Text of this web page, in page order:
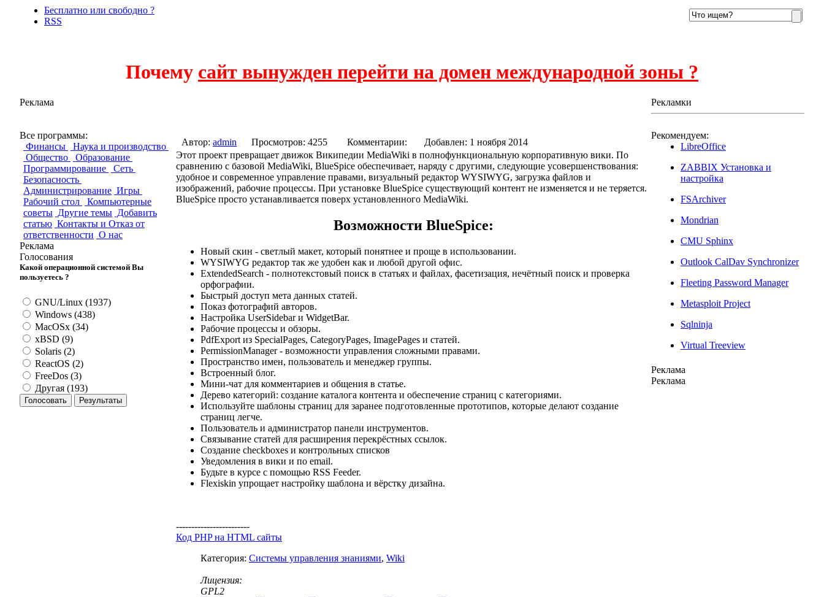
Бесплатно или свободно ?
RSS
Почему сайт вынужден перейти на домен международной зоны ?
Реклама
Все программы:
Финансы
Наука и производство
Общество
Образование
Программирование
Сеть
Безопасность
Администрирование Игры
Рабочий стол
Компьютерные
советы Другие темы Добавить
статью Контакты и Отказ от
ответственности О нас
Реклама
Голосования
Какой операционной системой Вы
пользуетесь ?
GNU/Linux (1937)
Windows (438)
MacOSx (34)
xBSD (9)
Solaris (2)
ReactOS (2)
FreeDos (3)
Другая (193)
Автор: admin Просмотров: 4255 Комментарии:
Добавлен: 1 ноября 2014
Этот проект превращает движок Википедии MediaWiki в полнофункциональную корпоративную вики. По
сравнению с базовой MediaWiki, BlueSpice обеспечивает, наряду с другими, следующие усовершенствования:
удобное и современное управление правами, визуальный редактор WYSIWYG, загрузка файлов и
изображений, рабочие процессы. При установке BlueSpice существующий контент не изменяется и не теряется.
BlueSpice просто устанавливается поверх установленного MediaWiki.
Возможности BlueSpice:
Новый скин - светлый макет, который понятнее и проще в использовании.
WYSIWYG редактор так же удобен как и любой другой офис.
ExtendedSearch - полнотекстовый поиск в статьях и файлах, фасетизация, нечётный поиск и проверка
орфографии.
Быстрый доступ мета данных статей.
Показ фотографий авторов.
Настройка UserSidebar и WidgetBar.
Рабочие процессы и обзоры.
PdfExport из SpecialPages, CategoryPages, ImagePages и статей.
PermissionManager - возможности управления сложными правами.
Пространство имен, пользователь и менеджер группы.
Встроенный блог.
Мини-чат для комментариев и общения в статье.
Дерево категорий: создание каталога контента и обеспечение страниц с категориями.
Используйте шаблоны страниц для заранее подготовленные прототипов, которые делают создание
страниц легче.
Пользователь и администратор панели инструментов.
Связывание статей для расширения перекрёстных ссылок.
Создание checkboxes и контрольных списков
Уведомления в вики и по email.
Будьте в курсе с помощью RSS Feeder.
Flexiskin упрощает настройку шаблона и вёрстку дизайна.
------------------------
Код PHP на HTML сайты
Категория: Системы управления знаниями, Wiki
Лицензия:
GPL2
Рекламки
Рекомендуем:
LibreOffice
ZABBIX Установка и
настройка
FSArchiver
Mondrian
CMU Sphinx
Outlook CalDav Synchronizer
Fleeting Password Manager
Metasploit Project
Sqlninja
Virtual Treeview
Реклама
Реклама